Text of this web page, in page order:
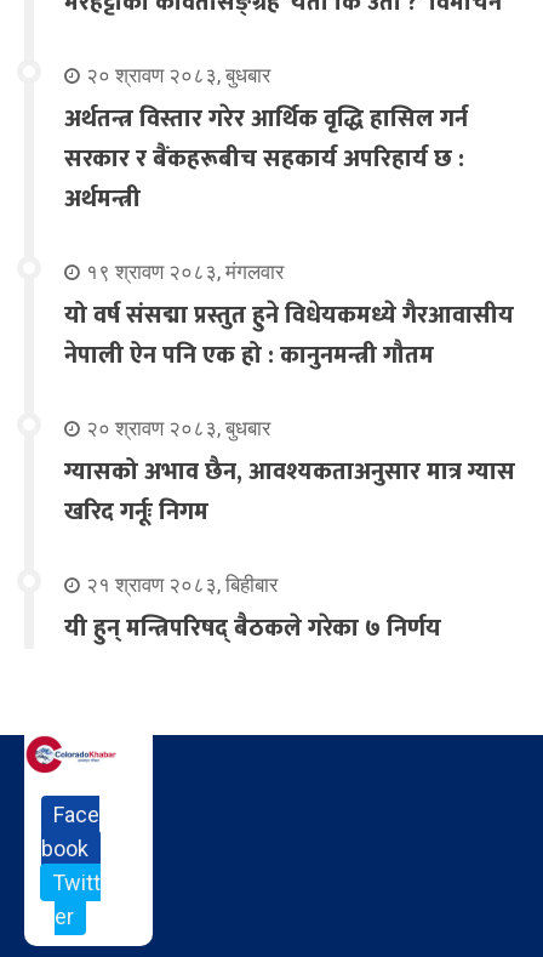
२० श्रावण २०८३, बुधबार
अर्थतन्त्र विस्तार गरेर आर्थिक वृद्धि हासिल गर्न
सरकार र बैंकहरूबीच सहकार्य अपरिहार्य छ :
अर्थमन्त्री
१९ श्रावण २०८३, मंगलवार
यो वर्ष संसद्मा प्रस्तुत हुने विधेयकमध्ये गैरआवासीय
नेपाली ऐन पनि एक हो : कानुनमन्त्री गौतम
२० श्रावण २०८३, बुधबार
ग्यासको अभाव छैन, आवश्यकताअनुसार मात्र ग्यास
खरिद गर्नूः निगम
२१ श्रावण २०८३, बिहीबार
यी हुन् मन्त्रिपरिषद् बैठकले गरेका ७ निर्णय
Face
book
Twitt
er